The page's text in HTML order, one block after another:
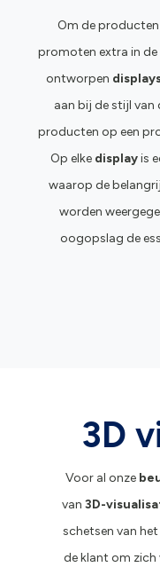
Om de producten
promoten extra in de
ontworpen
aan bij de stijl van
producten op een
Op elke displayis
waarop de
worden
oogopslag de
3D
Voor al onze
van 3D-
schetsen van
de klant om zich